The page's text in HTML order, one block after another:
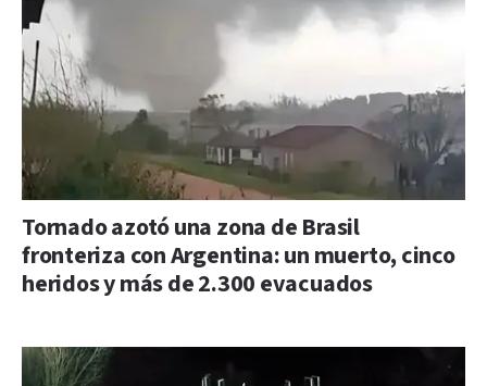
Tornado azotó una zona de Brasil
fronteriza con Argentina: un muerto, cinco
heridos y más de 2.300 evacuados